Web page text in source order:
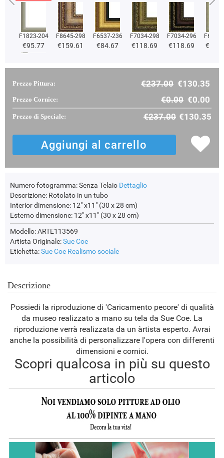
F1823-204
€95.77
F8645-298
€159.61
F6537-236
€84.67
F7034-298
€118.69
F7034-296
€118.69
F2833-204
€101.50
Prezzo Pittura: €237.00 €130.35
Prezzo Cornice: €0.00 €0.00
Prezzo di Speciale: €237.00 €130.35
Numero fotogramma:Senza Telaio Dettaglio
Descrizione: Rotolato in un tubo
Interior dimensione: 12" x11" (30 x 28 cm)
Esterno dimensione: 12" x11" (30 x 28 cm)
Modello: ARTE113569
Artista Originale:Sue Coe
Etichetta:Sue Coe Realismo sociale
Descrizione
Possiedi la riproduzione di 'Caricamento pecore' di qualità
da museo realizzato a mano su tela da Sue Coe. La
riproduzione verrà realizzata da un àrtista esperto. Avrai
anche la possibilità di personalizzare l'opera con differenti
dimensioni e cornici.
Scopri qualcosa in più su questo
articolo